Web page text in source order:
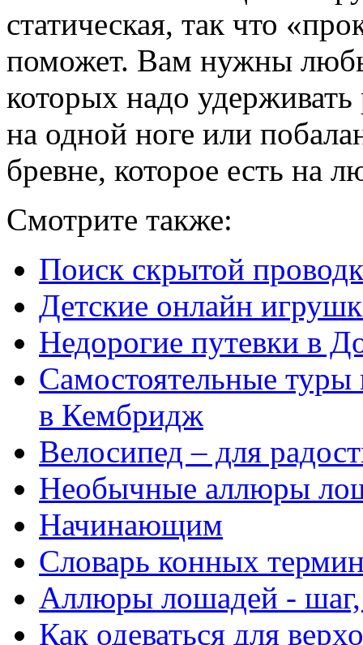
статическая, так что
поможет. Вам нужны
которых надо
на одной ноге или
бревне, которое есть на
Смотрите также:
Поиск скрытой
Детские онлайн
Недорогие путевки в
Самостоятельные
в Кембридж
Велосипед – для
Необычные аллюры
Начинающим
Словарь конных
Аллюры лошадей - шаг,
Как одеваться для